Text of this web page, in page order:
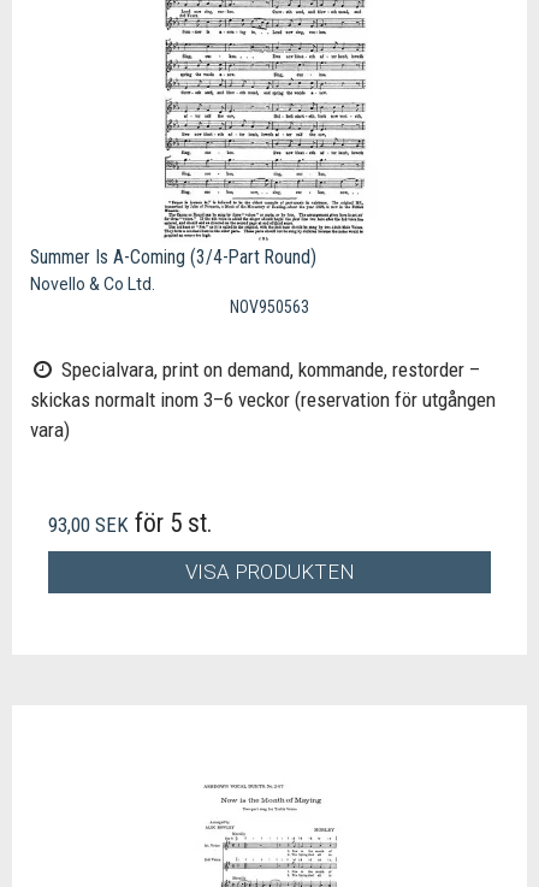
Summer Is A-Coming (3/4-Part Round)
Novello & Co Ltd.
NOV950563
Specialvara, print on demand, kommande, restorder –
skickas normalt inom 3–6 veckor (reservation för utgången
vara)
93,00 SEK för 5 st.
VISA PRODUKTEN